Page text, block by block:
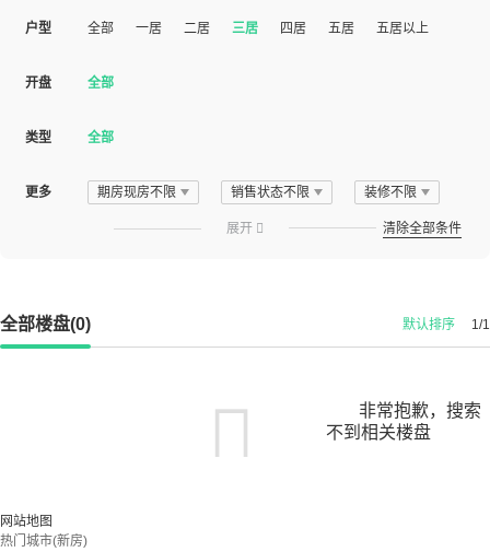
户型 全部 一居 二居 三居 四居 五居 五居以上
开盘 全部
类型 全部
更多 期房现房不限 销售状态不限 装修不限
展开  清除全部条件
全部楼盘(0) 1/1
默认排序
非常抱歉，搜索
不到相关楼盘
网站地图
热门城市(新房)